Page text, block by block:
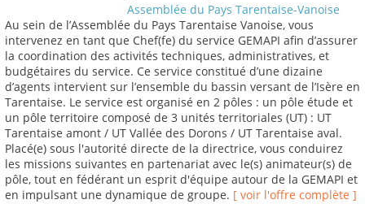
Assemblée du Pays Tarentaise-Vanoise
Au sein de l’Assemblée du Pays Tarentaise Vanoise, vous
intervenez en tant que Chef(fe) du service GEMAPI afin d’assurer
la coordination des activités techniques, administratives, et
budgétaires du service. Ce service constitué d’une dizaine
d’agents intervient sur l’ensemble du bassin versant de l’Isère en
Tarentaise. Le service est organisé en 2 pôles : un pôle étude et
un pôle territoire composé de 3 unités territoriales (UT) : UT
Tarentaise amont / UT Vallée des Dorons / UT Tarentaise aval.
Placé(e) sous l'autorité directe de la directrice, vous conduirez
les missions suivantes en partenariat avec le(s) animateur(s) de
pôle, tout en fédérant un esprit d'équipe autour de la GEMAPI et
en impulsant une dynamique de groupe. [ voir l'offre complète ]